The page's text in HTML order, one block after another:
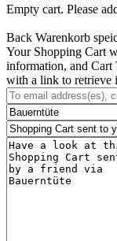
Empty cart. Please
Back Warenkorb
Your Shopping Cart
information, and Cart
with a link to retrieve